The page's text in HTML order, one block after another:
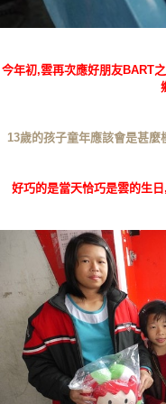
今年初,雲再次應好朋友BART
13歲的孩子童年應該會是甚麼
好巧的是當天恰巧是雲的生